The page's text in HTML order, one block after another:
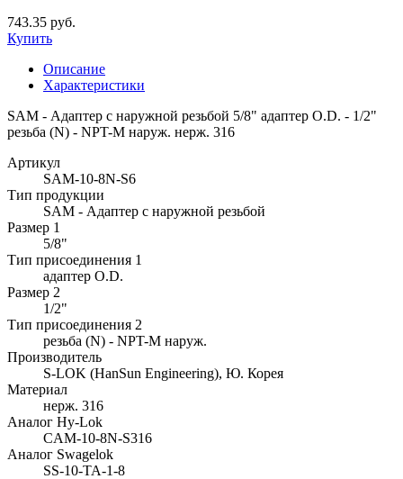
743.35 руб.
Купить
Описание
Характеристики
SAM - Адаптер с наружной резьбой 5/8" адаптер O.D. - 1/2"
резьба (N) - NPT-M наруж. нерж. 316
Артикул
SAM-10-8N-S6
Тип продукции
SAM - Адаптер с наружной резьбой
Размер 1
5/8"
Тип присоединения 1
адаптер O.D.
Размер 2
1/2"
Тип присоединения 2
резьба (N) - NPT-M наруж.
Производитель
S-LOK (HanSun Engineering), Ю. Корея
Материал
нерж. 316
Аналог Hy-Lok
CAM-10-8N-S316
Аналог Swagelok
SS-10-TA-1-8